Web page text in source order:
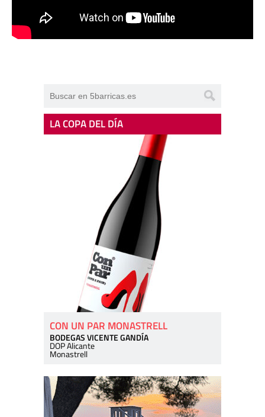
LA COPA DEL DÍA
CON UN PAR MONASTRELL
BODEGAS VICENTE GANDÍA
DOP Alicante
Monastrell